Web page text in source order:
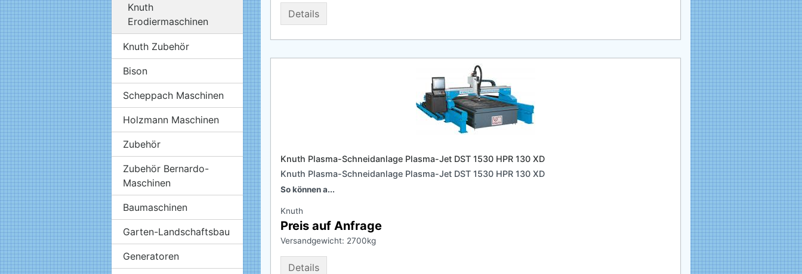
Knuth
Erodiermaschinen
Knuth Zubehör
Bison
Scheppach Maschinen
Holzmann Maschinen
Zubehör
Zubehör Bernardo-
Maschinen
Baumaschinen
Garten-Landschaftsbau
Generatoren
Details
Knuth Plasma-Schneidanlage Plasma-Jet DST 1530 HPR 130 XD
Knuth Plasma-Schneidanlage Plasma-Jet DST 1530 HPR 130 XD
So können a...
Knuth
Preis auf Anfrage
Versandgewicht: 2700kg
Details